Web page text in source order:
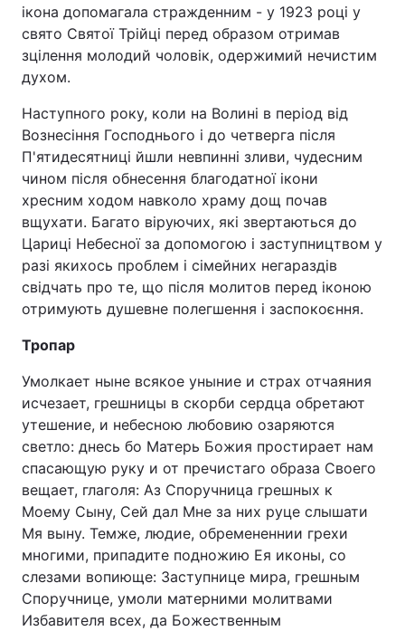
ікона допомагала стражденним - у 1923 році у
свято Святої Трійці перед образом отримав
зцілення молодий чоловік, одержимий нечистим
духом.
Наступного року, коли на Волині в період від
Вознесіння Господнього і до четверга після
П'ятидесятниці йшли невпинні зливи, чудесним
чином після обнесення благодатної ікони
хресним ходом навколо храму дощ почав
вщухати. Багато віруючих, які звертаються до
Цариці Небесної за допомогою і заступництвом у
разі якихось проблем і сімейних негараздів
свідчать про те, що після молитов перед іконою
отримують душевне полегшення і заспокоєння.
Тропар
Умолкает ныне всякое уныние и страх отчаяния
исчезает, грешницы в скорби сердца обретают
утешение, и небесною любовию озаряются
светло: днесь бо Матерь Божия простирает нам
спасающую руку и от пречистаго образа Своего
вещает, глаголя: Аз Споручница грешных к
Моему Сыну, Сей дал Мне за них руце слышати
Мя выну. Темже, людие, обремененнии грехи
многими, припадите подножию Ея иконы, со
слезами вопиюще: Заступнице мира, грешным
Споручнице, умоли матерними молитвами
Избавителя всех, да Божественным